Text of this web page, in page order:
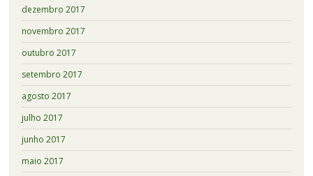
dezembro 2017
novembro 2017
outubro 2017
setembro 2017
agosto 2017
julho 2017
junho 2017
maio 2017